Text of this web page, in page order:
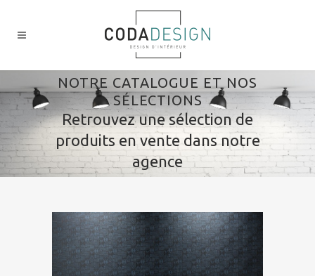
NOTRE CATALOGUE ET NOS
SÉLECTIONS
Retrouvez une sélection de
produits en vente dans notre
agence